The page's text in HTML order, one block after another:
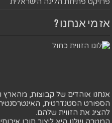
אז מי אנחנו ?
אנחנו אוהדים של קבוצות,
הספורט הסטנדרטית,
להציג את הזווית שלהם.